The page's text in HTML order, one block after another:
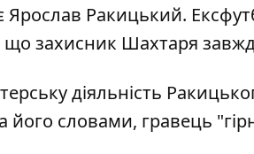
Ярослав Ракицький.
що захисник Шахтаря
діяльність
його словами, гравець